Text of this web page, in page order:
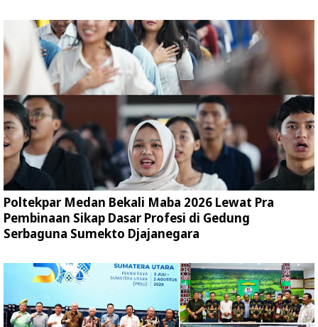
Poltekpar Medan Bekali Maba 2026 Lewat Pra
Pembinaan Sikap Dasar Profesi di Gedung
Serbaguna Sumekto Djajanegara